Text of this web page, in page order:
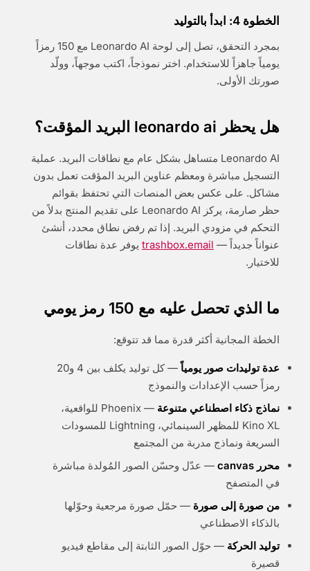
الخطوة 4: ابدأ بالتوليد
بمجرد التحقق، تصل إلى لوحة Leonardo AI مع 150 رمزاً
يومياً جاهزاً للاستخدام. اختر نموذجاً، اكتب موجهاً، وولّد
صورتك الأولى.
هل يحظر leonardo ai البريد المؤقت؟
Leonardo AI متساهل بشكل عام مع نطاقات البريد. عملية
التسجيل مباشرة ومعظم عناوين البريد المؤقت تعمل بدون
مشاكل. على عكس بعض المنصات التي تحتفظ بقوائم
حظر صارمة، يركز Leonardo AI على تقديم المنتج بدلاً من
التحكم في مزودي البريد. إذا تم رفض نطاق محدد، أنشئ
عنواناً جديداً — trashbox.email يوفر عدة نطاقات
للاختيار.
ما الذي تحصل عليه مع 150 رمز يومي
الخطة المجانية أكثر قدرة مما قد تتوقع:
عدة توليدات صور يومياً
— كل توليد يكلف بين 4 و20
رمزاً حسب الإعدادات والنموذج
نماذج ذكاء اصطناعي متنوعة
— Phoenix للواقعية،
Kino XL للمظهر السينمائي، Lightning للمسودات
السريعة ونماذج مدربة من المجتمع
محرر canvas
— عدّل وحسّن الصور المُولدة مباشرة
في المتصفح
من صورة إلى صورة — حمّل صورة مرجعية وحوّلها
بالذكاء الاصطناعي
توليد الحركة — حوّل الصور الثابتة إلى مقاطع فيديو
قصيرة